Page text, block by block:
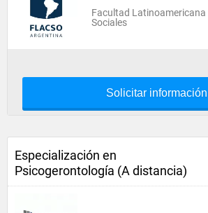
Facultad Latinoamericana
Sociales
Solicitar información
Especialización en
Psicogerontología (A distancia)